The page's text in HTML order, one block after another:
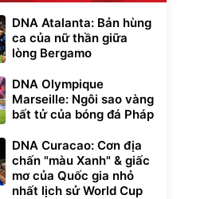
DNA Atalanta: Bản hùng
ca của nữ thần giữa
lòng Bergamo
DNA Olympique
Marseille: Ngôi sao vàng
bất tử của bóng đá Pháp
DNA Curacao: Cơn địa
chấn "màu Xanh" & giấc
mơ của Quốc gia nhỏ
nhất lịch sử World Cup